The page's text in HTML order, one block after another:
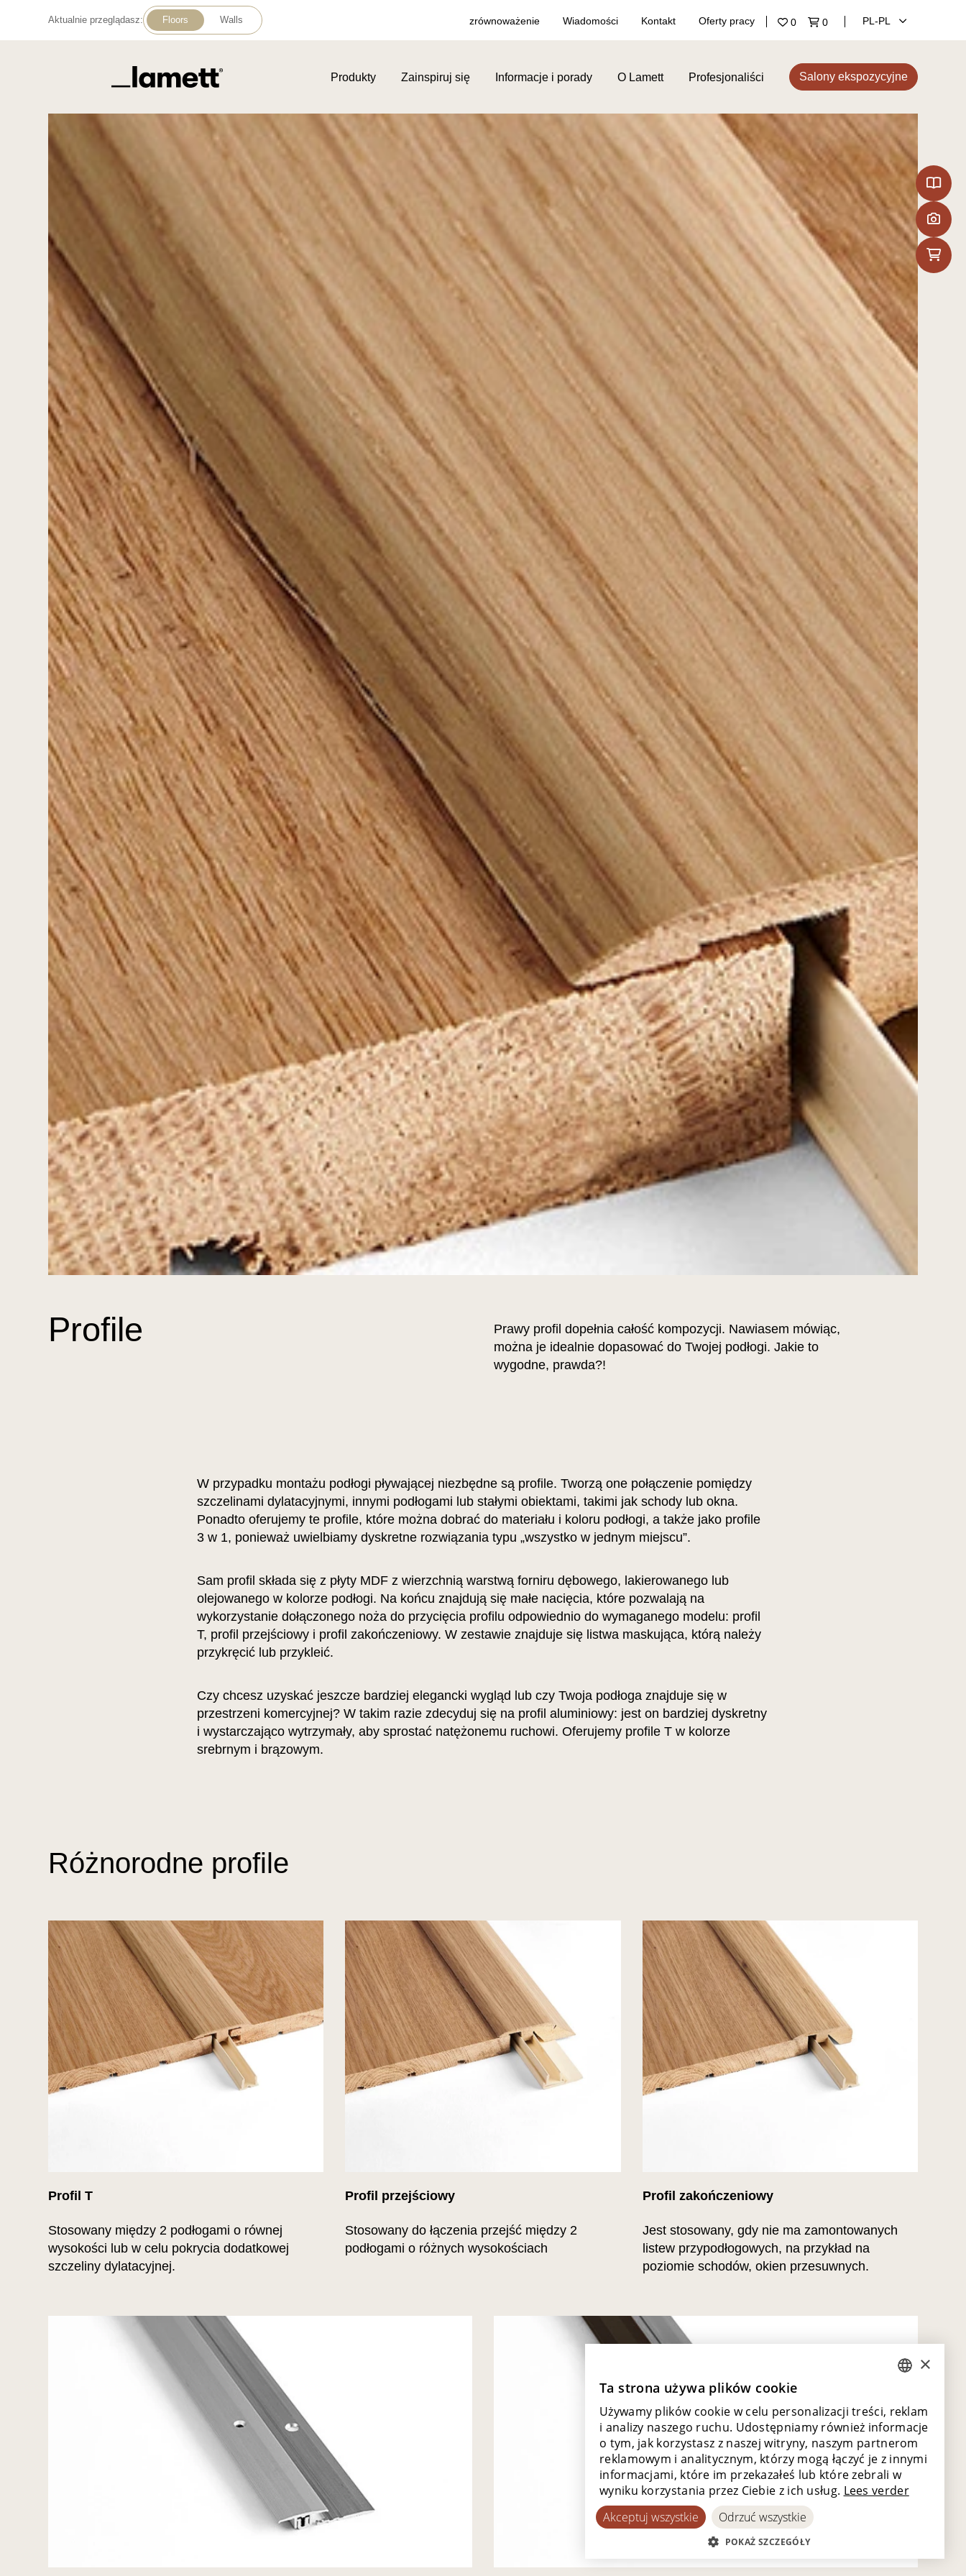
Aktualnie przeglądasz: Floors Walls zrównoważenie Wiadomości Kontakt Oferty pracy 0 0 PL‑PL
Powrót do domu Produkty Zainspiruj się Informacje i porady O Lamett Profesjonaliści Salony ekspozycyjne
Profile
Prawy profil dopełnia całość kompozycji. Nawiasem mówiąc,
można je idealnie dopasować do Twojej podłogi. Jakie to
wygodne, prawda?!
W przypadku montażu podłogi pływającej niezbędne są profile. Tworzą one połączenie pomiędzy
szczelinami dylatacyjnymi, innymi podłogami lub stałymi obiektami, takimi jak schody lub okna.
Ponadto oferujemy te profile, które można dobrać do materiału i koloru podłogi, a także jako profile
3 w 1, ponieważ uwielbiamy dyskretne rozwiązania typu „wszystko w jednym miejscu”.
Sam profil składa się z płyty MDF z wierzchnią warstwą forniru dębowego, lakierowanego lub
olejowanego w kolorze podłogi. Na końcu znajdują się małe nacięcia, które pozwalają na
wykorzystanie dołączonego noża do przycięcia profilu odpowiednio do wymaganego modelu: profil
T, profil przejściowy i profil zakończeniowy. W zestawie znajduje się listwa maskująca, którą należy
przykręcić lub przykleić.
Czy chcesz uzyskać jeszcze bardziej elegancki wygląd lub czy Twoja podłoga znajduje się w
przestrzeni komercyjnej? W takim razie zdecyduj się na profil aluminiowy: jest on bardziej dyskretny
i wystarczająco wytrzymały, aby sprostać natężonemu ruchowi. Oferujemy profile T w kolorze
srebrnym i brązowym.
Różnorodne profile
Profil T
Stosowany między 2 podłogami o równej
wysokości lub w celu pokrycia dodatkowej
szczeliny dylatacyjnej.
Profil przejściowy
Stosowany do łączenia przejść między 2
podłogami o różnych wysokościach
Profil zakończeniowy
Jest stosowany, gdy nie ma zamontowanych
listew przypodłogowych, na przykład na
poziomie schodów, okien przesuwnych.
ENGLISH
POLISH
FRENCH
GERMAN
×
Ta strona używa plików cookie
Używamy plików cookie w celu personalizacji treści, reklam
i analizy naszego ruchu. Udostępniamy również informacje
o tym, jak korzystasz z naszej witryny, naszym partnerom
reklamowym i analitycznym, którzy mogą łączyć je z innymi
informacjami, które im przekazałeś lub które zebrali w
wyniku korzystania przez Ciebie z ich usług. Lees verder
Akceptuj wszystkie
Odrzuć wszystkie
POKAŻ SZCZEGÓŁY